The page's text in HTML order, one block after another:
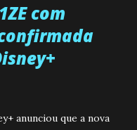
com
anunciou que a nova